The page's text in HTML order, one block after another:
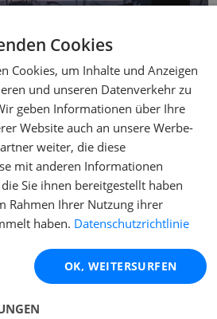
und Party mieten
passende
Eventtechnik für
über Lichttechnik bis zur
Firmenfeiern achtest du
(idealerweise LAN, nicht nur
Cookies
Cookies, um Inhalte und Anzeigen
und unseren Datenverkehr zu
geben Informationen über Ihre
Website auch an unsere Werbe-
weiter, die diese
mit anderen Informationen
Sie ihnen bereitgestellt haben
Rahmen Ihrer Nutzung ihrer
haben. Datenschutzrichtlinie
OK, WEITERSURFEN